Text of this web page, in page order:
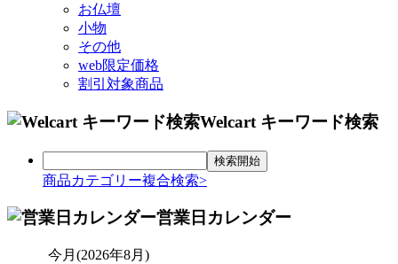
お仏壇
小物
その他
web限定価格
割引対象商品
Welcart キーワード検索
商品カテゴリー複合検索>
営業日カレンダー
今月(2026年8月)